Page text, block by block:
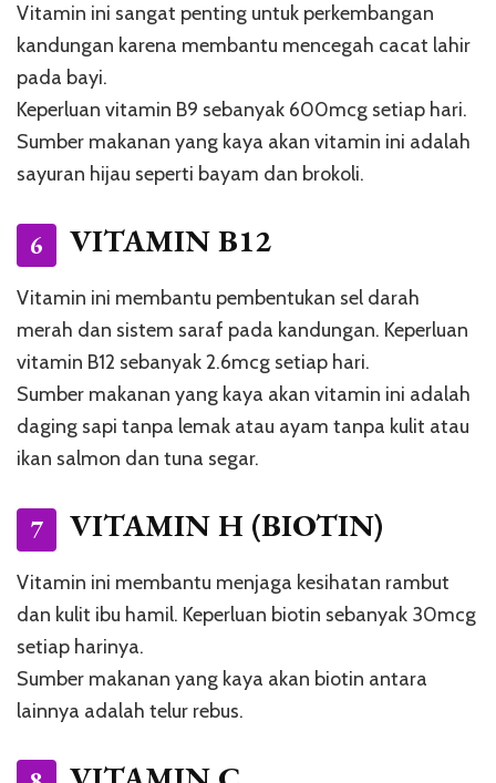
Vitamin ini sangat penting untuk perkembangan
kandungan karena membantu mencegah cacat lahir
pada bayi.
Keperluan vitamin B9 sebanyak 600mcg setiap hari.
Sumber makanan yang kaya akan vitamin ini adalah
sayuran hijau seperti bayam dan brokoli.
6 VITAMIN B12
Vitamin ini membantu pembentukan sel darah
merah dan sistem saraf pada kandungan. Keperluan
vitamin B12 sebanyak 2.6mcg setiap hari.
Sumber makanan yang kaya akan vitamin ini adalah
daging sapi tanpa lemak atau ayam tanpa kulit atau
ikan salmon dan tuna segar.
7 VITAMIN H (BIOTIN)
Vitamin ini membantu menjaga kesihatan rambut
dan kulit ibu hamil. Keperluan biotin sebanyak 30mcg
setiap harinya.
Sumber makanan yang kaya akan biotin antara
lainnya adalah telur rebus.